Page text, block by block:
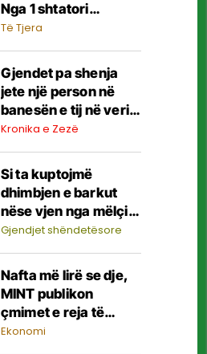
Nga 1 shtatori
inspektime digjitale
dronë
Të Tjera
Gjendet pa shenja
jete një person në
banesën e tij në veri
të Mitrovicës
Kronika e Zezë
Si ta kuptojmë
dhimbjen e barkut
nëse vjen nga mëlçia,
pankreasi, lukthi,
Sqaron kirurgu
abdominal Ymer
Durmishi
Gjendjet shëndetësore
Nafta më lirë se dje,
MINT publikon
çmimet e reja të
derivateve për sot
Ekonomi